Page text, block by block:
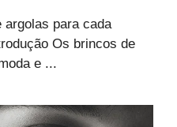
argolas para cada
Os brincos de
e ...